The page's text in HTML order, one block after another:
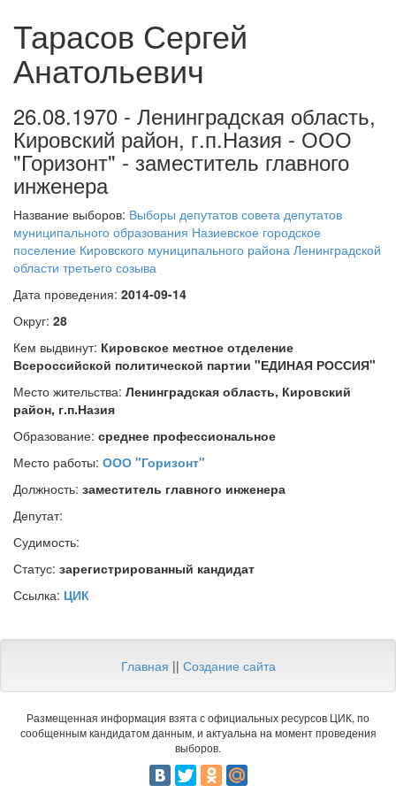
Тарасов Сергей
Анатольевич
26.08.1970 - Ленинградская область,
Кировский район, г.п.Назия - ООО
"Горизонт" - заместитель главного
инженера
Название выборов: Выборы депутатов совета депутатов
муниципального образования Назиевское городское
поселение Кировского муниципального района Ленинградской
области третьего созыва
Дата проведения: 2014-09-14
Округ: 28
Кем выдвинут: Кировское местное отделение
Всероссийской политической партии "ЕДИНАЯ РОССИЯ"
Место жительства: Ленинградская область, Кировский
район, г.п.Назия
Образование: среднее профессиональное
Место работы: ООО "Горизонт"
Должность: заместитель главного инженера
Депутат:
Судимость:
Статус: зарегистрированный кандидат
Ссылка: ЦИК
Главная || Создание сайта
Размещенная информация взята с официальных ресурсов ЦИК, по
сообщенным кандидатом данным, и актуальна на момент проведения
выборов.